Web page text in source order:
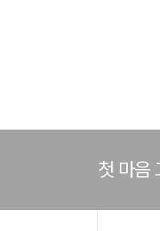
첫 마음